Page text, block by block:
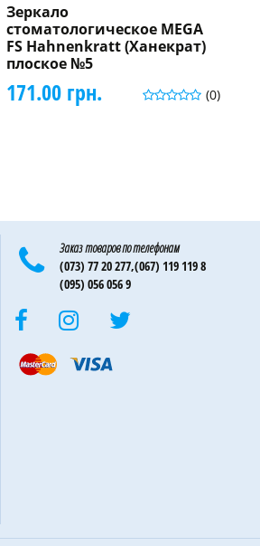
Зеркало
стоматологическое MEGA
FS Hahnenkratt (Ханекрат)
плоское №5
(0)
171.00 грн.
Заказ товаров по телефонам
(073) 77 20 277,(067) 119 119 8
(095) 056 056 9